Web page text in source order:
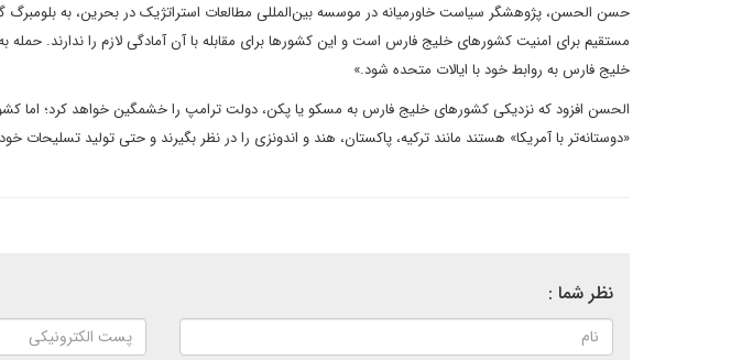
حسن الحسن، پژوهشگر سیاست خاورمیانه در موسسه بین‌المللی مطالعات استراتژیک در بحرین، به
مستقیم برای امنیت کشورهای خلیج فارس است و این کشورها برای مقابله با آن آمادگی لازم را ندارند. حمله
خلیج فارس به روابط خود با ایالات متحده شود.»
الحسن افزود که نزدیکی کشورهای خلیج فارس به مسکو یا پکن، دولت ترامپ را خشمگین خواهد کرد؛ اما
«دوستانه‌تر با آمریکا» هستند مانند ترکیه، پاکستان، هند و اندونزی را در نظر بگیرند و حتی تولید تسلیحات
نظر شما :